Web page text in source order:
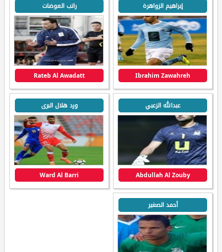
إبراهيم الزواهرة
Ibrahim Zawahreh
راتب العوضات
Rateb Al Awadatt
عبدالله الزعبي
Abdullah Al Zouby
ورد هلال البرى
Ward Al Barri
أحمد الصغير